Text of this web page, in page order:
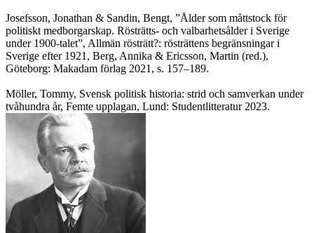
Josefsson, Jonathan & Sandin, Bengt, ”Ålder som måttstock för
politiskt medborgarskap. Rösträtts- och valbarhetsålder i Sverige
under 1900-talet”, Allmän rösträtt?: rösträttens begränsningar i
Sverige efter 1921, Berg, Annika & Ericsson, Martin (red.),
Göteborg: Makadam förlag 2021, s. 157–189.
Möller, Tommy, Svensk politisk historia: strid och samverkan under
tvåhundra år, Femte upplagan, Lund: Studentlitteratur 2023.